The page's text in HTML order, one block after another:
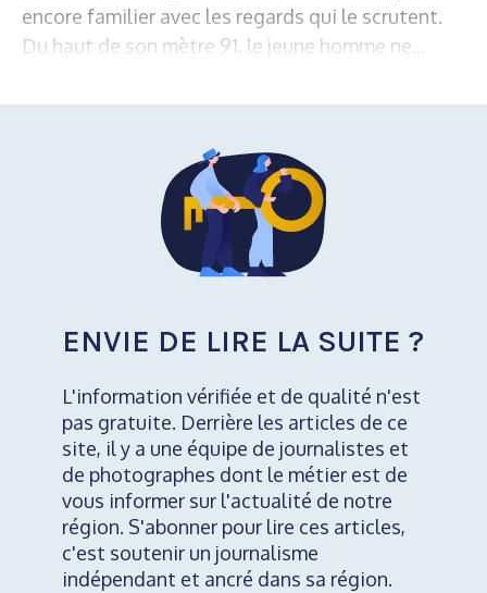
encore familier avec les regards qui le scrutent.
Du haut de son mètre 91, le jeune homme ne...
ENVIE DE LIRE LA SUITE ?
L'information vérifiée et de qualité n'est
pas gratuite. Derrière les articles de ce
site, il y a une équipe de journalistes et
de photographes dont le métier est de
vous informer sur l'actualité de notre
région. S'abonner pour lire ces articles,
c'est soutenir un journalisme
indépendant et ancré dans sa région.